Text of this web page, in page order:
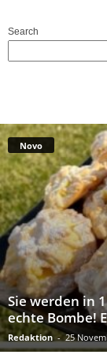
Search
Novo
Sie werden in
echte Bombe!
Redaktion - 25